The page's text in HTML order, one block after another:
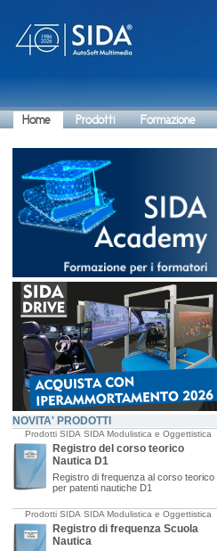
Home Prodotti Formazione
NOVITA' PRODOTTI
Prodotti SIDA SIDA Modulistica e Oggettistica
Registro del corso teorico
Nautica D1
Registro di frequenza al corso teorico
per patenti nautiche D1
Prodotti SIDA SIDA Modulistica e Oggettistica
Registro di frequenza Scuola
Nautica